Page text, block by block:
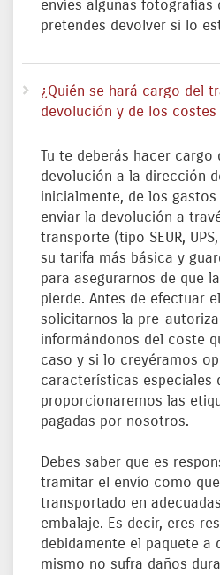
envíes algunas
pretendes devolver si lo
¿Quién se hará cargo del
devolución y de los
Tu te deberás hacer
devolución a la dirección
inicialmente, de los gastos
enviar la devolución a
transporte (tipo SEUR,
su tarifa más básica y
para asegurarnos de que
pierde. Antes de efectuar
solicitarnos la pre-
informándonos del coste
caso y si lo creyéramos
características especiales
proporcionaremos las
pagadas por nosotros.
Debes saber que es
tramitar el envío como
transportado en
embalaje. Es decir, eres
debidamente el paquete a
mismo no sufra daños